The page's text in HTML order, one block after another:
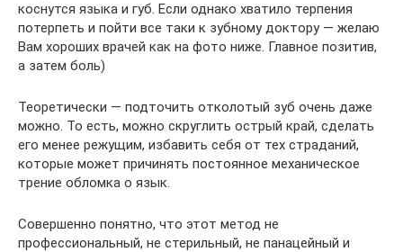
коснутся языка и губ. Если однако хватило терпения
потерпеть и пойти все таки к зубному доктору — желаю
Вам хороших врачей как на фото ниже. Главное позитив,
а затем боль)
Теоретически — подточить отколотый зуб очень даже
можно. То есть, можно скруглить острый край, сделать
его менее режущим, избавить себя от тех страданий,
которые может причинять постоянное механическое
трение обломка о язык.
Совершенно понятно, что этот метод не
профессиональный, не стерильный, не панацейный и